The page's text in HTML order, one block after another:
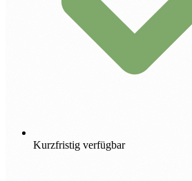
Kurzfristig verfügbar